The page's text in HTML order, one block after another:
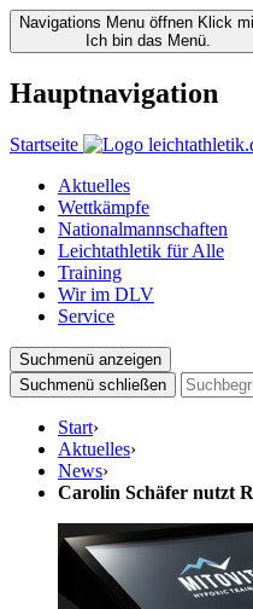
Navigations Menu öffnen Klick
Ich bin das Menü.
Hauptnavigation
Startseite
Aktuelles
Wettkämpfe
Nationalmannschaften
Leichtathletik für Alle
Training
Wir im DLV
Service
Suchmenü anzeigen
Suchmenü schließen
Start›
Aktuelles›
News›
Carolin Schäfer nutzt